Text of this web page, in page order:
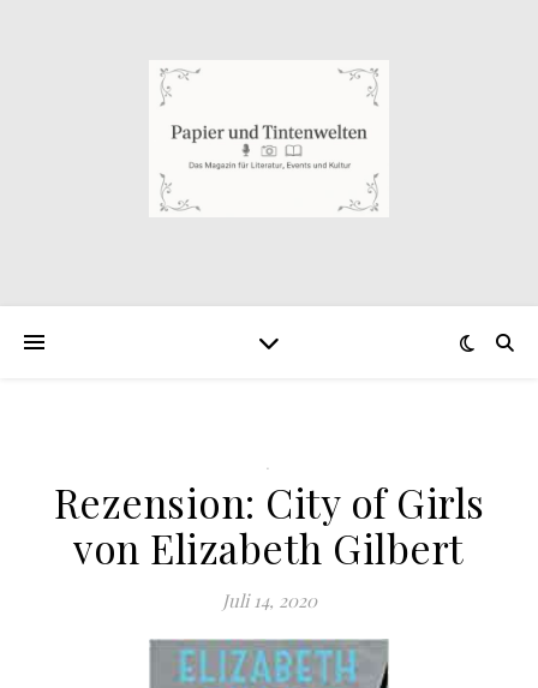
.
Rezension: City of Girls
von Elizabeth Gilbert
Juli 14, 2020